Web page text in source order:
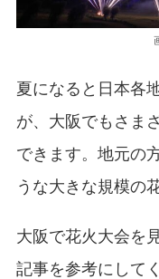
夏になると日本各
が、大阪でもさま
できます。地元の
うな大きな規模の
大阪で花火大会を
記事を参考にして